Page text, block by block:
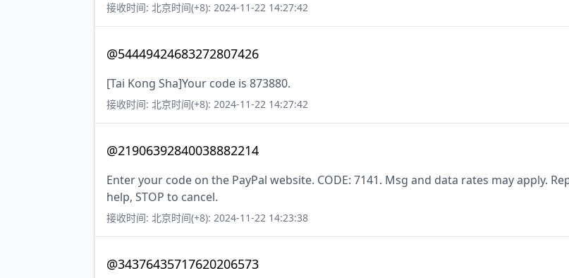
接收时间: 北京时间(+8): 2024-11-22 14:27:42
@54449424683272807426
[Tai Kong Sha]Your code is 873880.
接收时间: 北京时间(+8): 2024-11-22 14:27:42
@21906392840038882214
Enter your code on the PayPal website. CODE: 7141. Msg and data rates may apply.
help, STOP to cancel.
接收时间: 北京时间(+8): 2024-11-22 14:23:38
@34376435717620206573